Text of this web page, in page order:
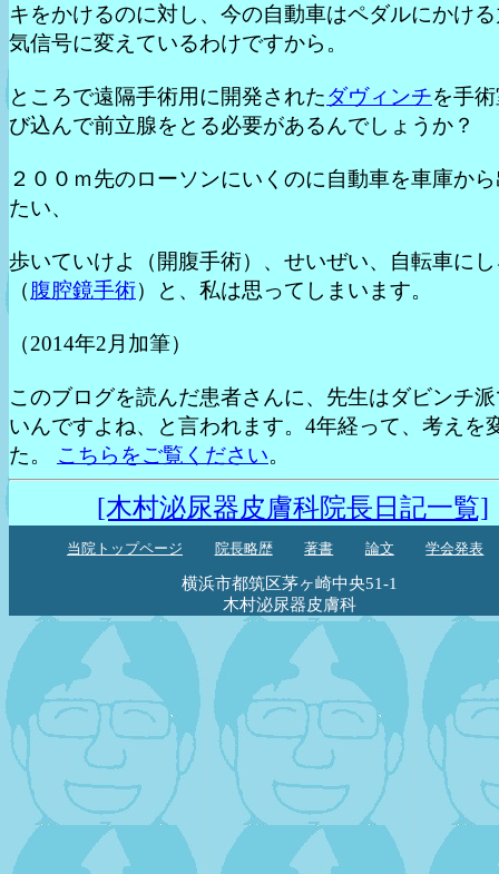
キをかけるのに対し、今の自動車はペダルにかけ
気信号に変えているわけですから。
ところで遠隔手術用に開発されたダヴィンチを手
び込んで前立腺をとる必要があるんでしょうか？
２００ｍ先のローソンにいくのに自動車を車庫か
たい、
歩いていけよ（開腹手術）、せいぜい、自転車に
（腹腔鏡手術）と、私は思ってしまいます。
（2014年2月加筆）
このブログを読んだ患者さんに、先生はダビンチ
いんですよね、と言われます。4年経って、考えを
た。 こちらをご覧ください。
[木村泌尿器皮膚科院長日記一覧]
当院トップページ 院長略歴 著書 論文 学会発表
横浜市都筑区茅ヶ崎中央51-1
木村泌尿器皮膚科